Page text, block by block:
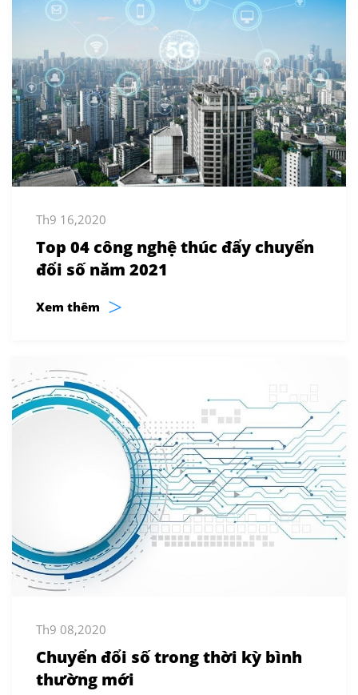
Th9 16,2020
Top 04 công nghệ thúc đẩy chuyển
đổi số năm 2021
Xem thêm >
Th9 08,2020
Chuyển đổi số trong thời kỳ bình
thường mới